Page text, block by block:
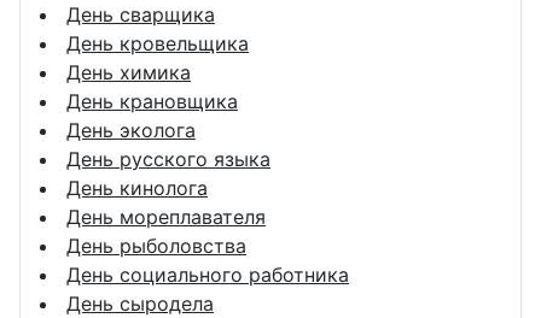
День сварщика
День кровельщика
День химика
День крановщика
День эколога
День русского языка
День кинолога
День мореплавателя
День рыболовства
День социального работника
День сыродела